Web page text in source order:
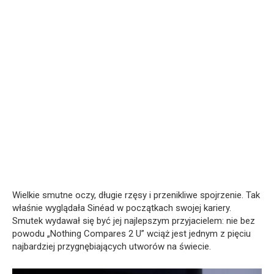
Wielkie smutne oczy, długie rzęsy i przenikliwe spojrzenie. Tak
właśnie wyglądała Sinéad w początkach swojej kariery.
Smutek wydawał się być jej najlepszym przyjacielem: nie bez
powodu „Nothing Compares 2 U” wciąż jest jednym z pięciu
najbardziej przygnębiających utworów na świecie.